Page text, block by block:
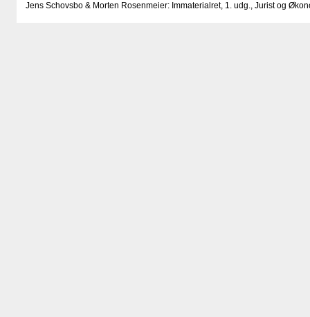
Jens Schovsbo & Morten Rosenmeier: Immaterialret, 1. udg., Jurist og